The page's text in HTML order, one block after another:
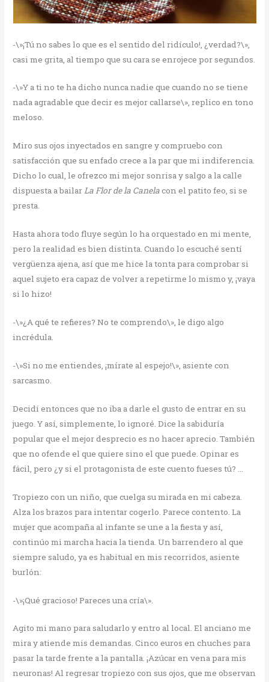
-\»¡Tú no sabes lo que es el sentido del ridículo!, ¿verdad?\»,
casi me grita, al tiempo que su cara se enrojece por segundos.
-\»Y a ti no te ha dicho nunca nadie que cuando no se tiene
nada agradable que decir es mejor callarse\», replico en tono
meloso.
Miro sus ojos inyectados en sangre y compruebo con
satisfacción que su enfado crece a la par que mi indiferencia.
Dicho lo cual, le ofrezco mi mejor sonrisa y salgo a la calle
dispuesta a bailarLa Flor de la Canelacon el patito feo, si se
presta.
Hasta ahora todo fluye según lo ha orquestado en mi mente,
pero la realidad es bien distinta. Cuando lo escuché sentí
vergüenza ajena, así que me hice la tonta para comprobar si
aquel sujeto era capaz de volver a repetirme lo mismo y, ¡vaya
si lo hizo!
-\»¿A qué te refieres? No te comprendo\», le digo algo
incrédula.
-\»Si no me entiendes, ¡mírate al espejo!\», asiente con
sarcasmo.
Decidí entonces que no iba a darle el gusto de entrar en su
juego. Y así, simplemente, lo ignoré. Dice la sabiduría
popular que el mejor desprecio es no hacer aprecio. También
que no ofende el que quiere sino el que puede. Opinar es
fácil, pero ¿y si el protagonista de este cuento fueses tú? …
Tropiezo con un niño, que cuelga su mirada en mi cabeza.
Alza los brazos para intentar cogerlo. Parece contento. La
mujer que acompaña al infante se une a la fiesta y así,
continúo mi marcha hacia la tienda. Un barrendero al que
siempre saludo, ya es habitual en mis recorridos, asiente
burlón:
-\»¡Qué gracioso! Pareces una cría\».
Agito mi mano para saludarlo y entro al local. El anciano me
mira y atiende mis demandas. Cinco euros en chuches para
pasar la tarde frente a la pantalla. ¡Azúcar en vena para mis
neuronas! Al regresar tropiezo con sus ojos, que me observan